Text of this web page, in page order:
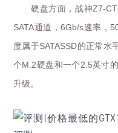
硬盘方面，战神Z7-
SATA通道，6Gb/s速率，
度属于SATASSD的正常水
个M.2硬盘和一个2.5英寸
升级。